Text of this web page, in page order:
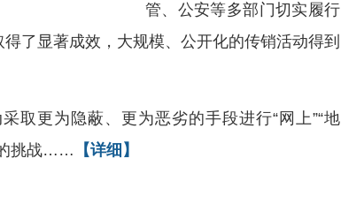
管、公安等多部门切实履行
了显著成效，大规模、公开化的传销活动得到
取更为隐蔽、更为恶劣的手段进行“网上”“地
的挑战……
【详细】